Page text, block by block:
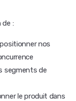
de :
nos
segments de
le produit dans